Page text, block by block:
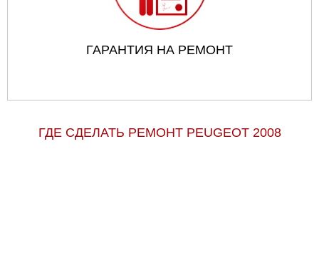
ГАРАНТИЯ НА РЕМОНТ
ГДЕ СДЕЛАТЬ РЕМОНТ PEUGEOT 2008